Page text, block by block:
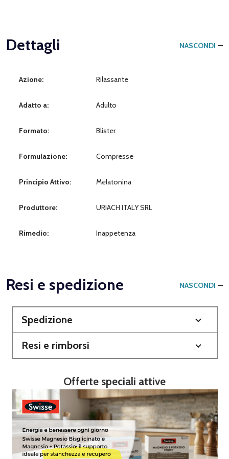
Dettagli NASCONDI
Azione: Rilassante
Adatto a: Adulto
Formato: Blister
Formulazione: Compresse
Principio Attivo: Melatonina
Produttore: URIACH ITALY SRL
Rimedio: Inappetenza
Resi e spedizione NASCONDI
Spedizione
Resi e rimborsi
Offerte speciali attive